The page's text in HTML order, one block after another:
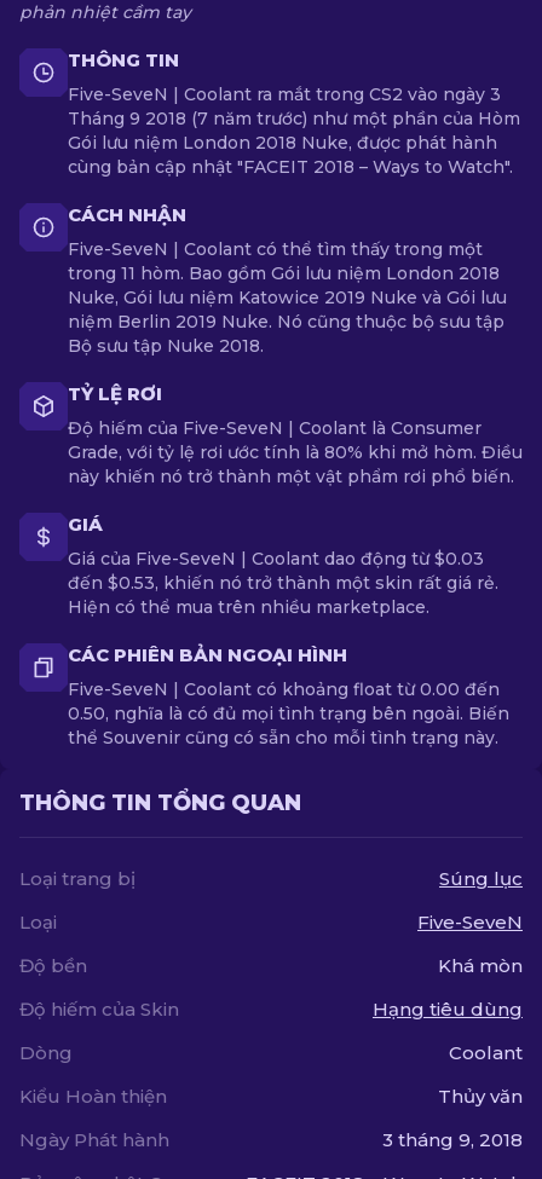
phản nhiệt cầm tay
THÔNG TIN
Five-SeveN | Coolant ra mắt trong CS2 vào ngày 3
Tháng 9 2018 (7 năm trước) như một phần của Hòm
Gói lưu niệm London 2018 Nuke, được phát hành
cùng bản cập nhật "FACEIT 2018 – Ways to Watch".
CÁCH NHẬN
Five-SeveN | Coolant có thể tìm thấy trong một
trong 11 hòm. Bao gồm Gói lưu niệm London 2018
Nuke, Gói lưu niệm Katowice 2019 Nuke và Gói lưu
niệm Berlin 2019 Nuke. Nó cũng thuộc bộ sưu tập
Bộ sưu tập Nuke 2018.
TỶ LỆ RƠI
Độ hiếm của Five-SeveN | Coolant là Consumer
Grade, với tỷ lệ rơi ước tính là 80% khi mở hòm. Điều
này khiến nó trở thành một vật phẩm rơi phổ biến.
GIÁ
Giá của Five-SeveN | Coolant dao động từ $0.03
đến $0.53, khiến nó trở thành một skin rất giá rẻ.
Hiện có thể mua trên nhiều marketplace.
CÁC PHIÊN BẢN NGOẠI HÌNH
Five-SeveN | Coolant có khoảng float từ 0.00 đến
0.50, nghĩa là có đủ mọi tình trạng bên ngoài. Biến
thể Souvenir cũng có sẵn cho mỗi tình trạng này.
THÔNG TIN TỔNG QUAN
Loại trang bị
Súng lục
Loại
Five-SeveN
Độ bền
Khá mòn
Độ hiếm của Skin
Hạng tiêu dùng
Dòng
Coolant
Kiểu Hoàn thiện
Thủy văn
Ngày Phát hành
3 tháng 9, 2018